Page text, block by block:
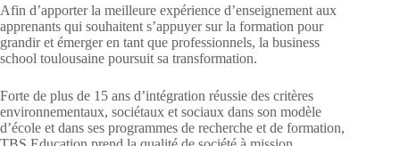
Afin d’apporter la meilleure expérience d’enseignement aux
apprenants qui souhaitent s’appuyer sur la formation pour
grandir et émerger en tant que professionnels, la business
school toulousaine poursuit sa transformation.
Forte de plus de 15 ans d’intégration réussie des critères
environnementaux, sociétaux et sociaux dans son modèle
d’école et dans ses programmes de recherche et de formation,